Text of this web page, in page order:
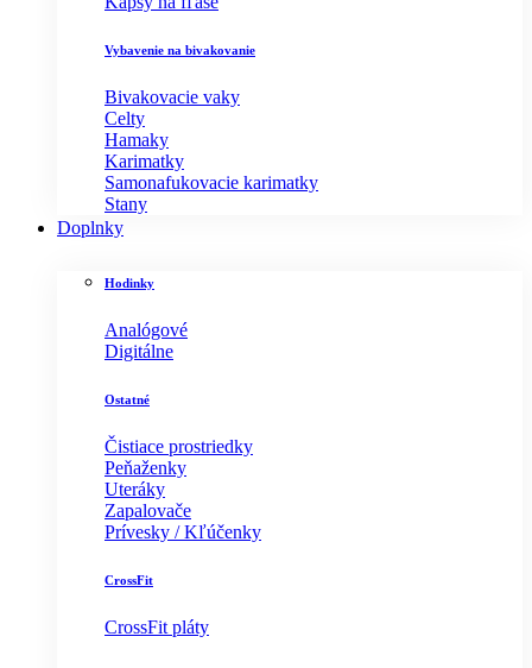
Vybavenie na bivakovanie
Bivakovacie vaky
Celty
Hamaky
Karimatky
Samonafukovacie karimatky
Stany
Doplnky
Hodinky
Analógové
Digitálne
Ostatné
Čistiace prostriedky
Peňaženky
Uteráky
Zapalovače
Prívesky / Kľúčenky
CrossFit
CrossFit pláty